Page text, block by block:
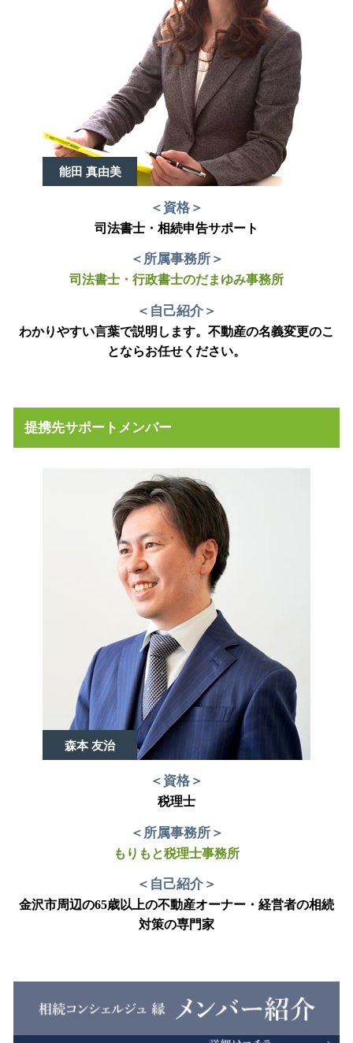
能田 真由美
＜資格＞
司法書士・相続申告サポート
＜所属事務所＞
司法書士・行政書士のだまゆみ事務所
＜自己紹介＞
わかりやすい言葉で説明します。不動産の名義変更のこ
とならお任せください。
提携先サポートメンバー
森本 友治
＜資格＞
税理士
＜所属事務所＞
もりもと税理士事務所
＜自己紹介＞
金沢市周辺の65歳以上の不動産オーナー・経営者の相続
対策の専門家